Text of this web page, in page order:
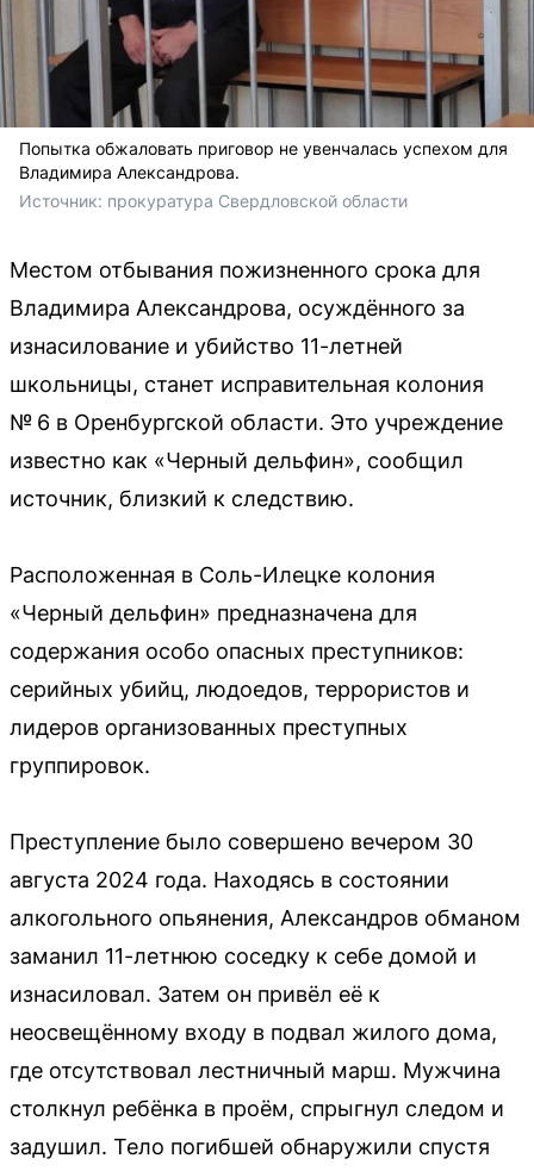
Попытка обжаловать приговор не увенчалась успехом для
Владимира Александрова.
Источник: прокуратура Свердловской области
Местом отбывания пожизненного срока для
Владимира Александрова, осуждённого за
изнасилование и убийство 11-летней
школьницы, станет исправительная колония
№ 6 в Оренбургской области. Это учреждение
известно как «Черный дельфин», сообщил
источник, близкий к следствию.
Расположенная в Соль-Илецке колония
«Черный дельфин» предназначена для
содержания особо опасных преступников:
серийных убийц, людоедов, террористов и
лидеров организованных преступных
группировок.
Преступление было совершено вечером 30
августа 2024 года. Находясь в состоянии
алкогольного опьянения, Александров обманом
заманил 11-летнюю соседку к себе домой и
изнасиловал. Затем он привёл её к
неосвещённому входу в подвал жилого дома,
где отсутствовал лестничный марш. Мужчина
столкнул ребёнка в проём, спрыгнул следом и
задушил. Тело погибшей обнаружили спустя